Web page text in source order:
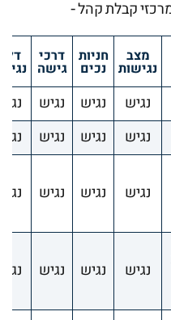
קבלת קהל -
מצב
נגישות
חניות
נכים
דרכי
גישה
נגיש נגיש נגיש
נגיש נגיש נגיש
נגיש נגיש נגיש
נגיש נגיש נגיש